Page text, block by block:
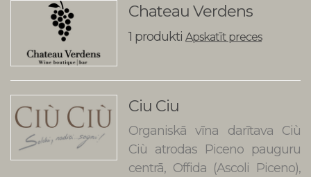
Chateau Verdens
1 produkti Apskatīt preces
Ciu Ciu
Organiskā vīna darītava Ciù
Ciù atrodas Piceno pauguru
centrā, Offida (Ascoli Piceno),